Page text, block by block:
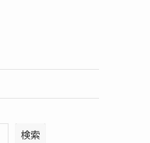
検索